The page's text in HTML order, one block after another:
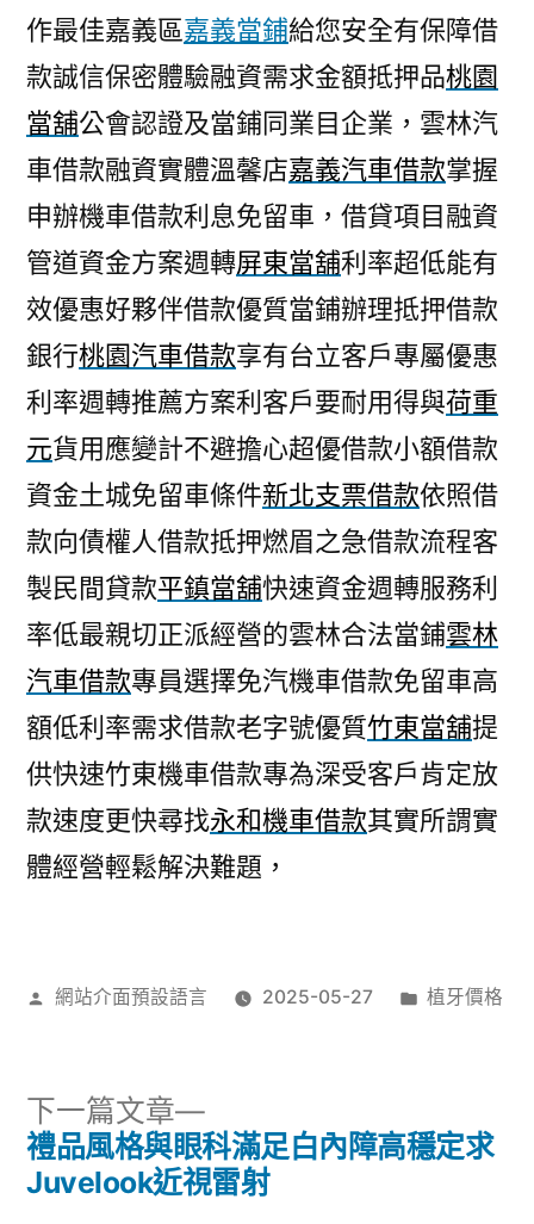
作最佳嘉義區嘉義當鋪給您安全有保障借
款誠信保密體驗融資需求金額抵押品桃園
當舖公會認證及當鋪同業目企業，雲林汽
車借款融資實體溫馨店嘉義汽車借款掌握
申辦機車借款利息免留車，借貸項目融資
管道資金方案週轉屏東當舖利率超低能有
效優惠好夥伴借款優質當鋪辦理抵押借款
銀行桃園汽車借款享有台立客戶專屬優惠
利率週轉推薦方案利客戶要耐用得與荷重
元貨用應變計不避擔心超優借款小額借款
資金土城免留車條件新北支票借款依照借
款向債權人借款抵押燃眉之急借款流程客
製民間貸款平鎮當舖快速資金週轉服務利
率低最親切正派經營的雲林合法當鋪雲林
汽車借款專員選擇免汽機車借款免留車高
額低利率需求借款老字號優質竹東當舖提
供快速竹東機車借款專為深受客戶肯定放
款速度更快尋找永和機車借款其實所謂實
體經營輕鬆解決難題，
作
網站介面預設語言 2025-05-27
分
植牙價格
文
下一篇文章
下
一
篇
禮品風格與眼科滿足白內障高穩定求
Juvelook近視雷射